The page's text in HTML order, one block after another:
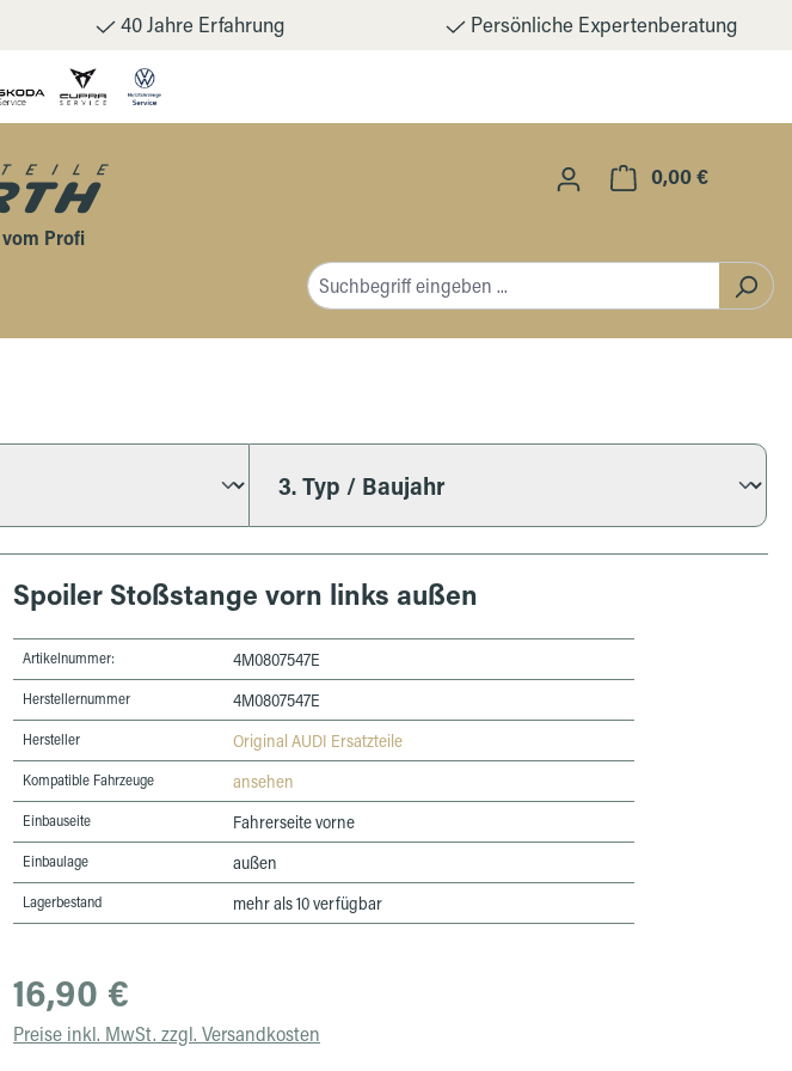
40 Jahre Erfahrung Persönliche Expertenberatung
0,00 €
Profi
Spoiler Stoßstange vorn links außen
Artikelnummer: 4M0807547E
Herstellernummer 4M0807547E
Hersteller Original AUDI Ersatzteile
Kompatible Fahrzeuge ansehen
Einbauseite Fahrerseite vorne
Einbaulage außen
Lagerbestand mehr als 10 verfügbar
Regulärer Preis:
16,90 €
Preise inkl. MwSt. zzgl. Versandkosten